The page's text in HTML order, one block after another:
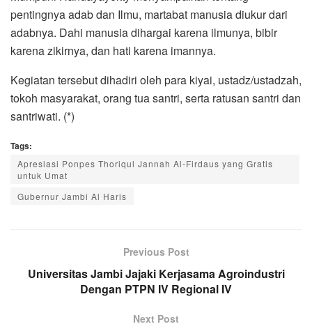
pentingnya adab dan Ilmu, martabat manusia diukur dari
adabnya. Dahi manusia dihargai karena ilmunya, bibir
karena zikirnya, dan hati karena imannya.
Kegiatan tersebut dihadiri oleh para kiyai, ustadz/ustadzah,
tokoh masyarakat, orang tua santri, serta ratusan santri dan
santriwati. (*)
Tags:
Apresiasi Ponpes Thoriqul Jannah Al-Firdaus yang Gratis
untuk Umat
Gubernur Jambi Al Haris
Previous Post
Universitas Jambi Jajaki Kerjasama Agroindustri
Dengan PTPN IV Regional IV
Next Post